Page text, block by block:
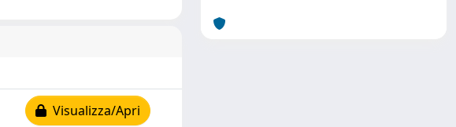
Visualizza/Apri